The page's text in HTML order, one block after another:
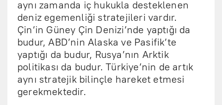
aynı zamanda iç hukukla desteklenen
deniz egemenliği stratejileri vardır.
Çin’in Güney Çin Denizi’nde yaptığı da
budur, ABD’nin Alaska ve Pasifik’te
yaptığı da budur, Rusya’nın Arktik
politikası da budur. Türkiye’nin de artık
aynı stratejik bilinçle hareket etmesi
gerekmektedir.